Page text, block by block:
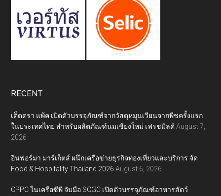
RECENT
เต็ดตรา แพ้ค เปิดตัวบรรจุภัณฑ์จากวัสดุหมุนเวียนจากพืชครั้งแรก
ในประเทศไทย สำหรับผลิตภัณฑ์นมเชียงใหม่ เฟรชมิลค์ August 7,
2026
อินฟอร์มา มาร์เก็ตส์ ผนึกเครือข่ายธุรกิจท่องเที่ยวและบริการ จัด
Food & Hospitality Thailand 2026 August 6, 2026
CPPC ในเครือซีพี จับมือ SCGC เปิดตัวบรรจุภัณฑ์อาหารสัตว์